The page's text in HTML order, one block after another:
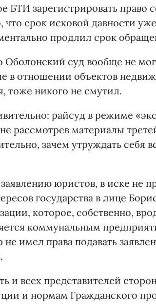
БТИ зарегистрировать право
срок исковой давности
продлил срок
Оболонский суд вообще не
в отношении объектов
тоже никого не смутил.
райсуд в режиме
рассмотрев материалы
зачем утруждать себя
юристов, в иске не
государства в лице
которое, собственно,
коммунальным
имел права подавать
и всех представителей
и нормам Гражданского